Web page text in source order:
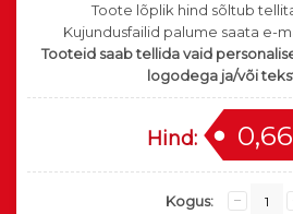
Toote lõplik hind sõltub
Kujundusfailid palume saata e-
Tooteid saab tellida vaid
logodega ja/või
Hind:
Kogus: